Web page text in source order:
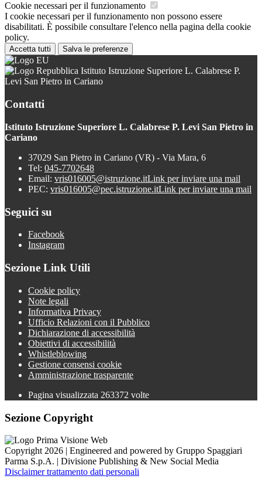
Cookie necessari per il funzionamento
I cookie necessari per il funzionamento non possono essere
disabilitati. È possibile consultare l'elenco nella pagina della cookie
policy.
Accetta tutti Salva le preferenze
Istituto Istruzione Superiore L. Calabrese P.
Levi San Pietro in Cariano
Contatti
Istituto Istruzione Superiore L. Calabrese P. Levi San Pietro in
Cariano
37029 San Pietro in Cariano (VR) - Via Mara, 6
Tel: 045-7702648
Email: vris016005@istruzione.itLink per inviare una mail
PEC: vris016005@pec.istruzione.itLink per inviare una mail
Seguici su
Facebook
Instagram
Sezione Link Utili
Cookie policy
Note legali
Informativa Privacy
Ufficio Relazioni con il Pubblico
Dichiarazione di accessibilità
Obiettivi di accessibilità
Whistleblowing
Gestione consensi cookie
Amministrazione trasparente
Pagina visualizzata 263372 volte
Sezione Copyright
Copyright 2026 | Engineered and powered by Gruppo Spaggiari
Parma S.p.A. | Divisione Publishing & New Social Media
Disclaimer trattamento dati personali